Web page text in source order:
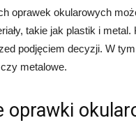
oprawek okularowych
takie jak plastik i
podjęciem decyzji. W
metalowe.
oprawki